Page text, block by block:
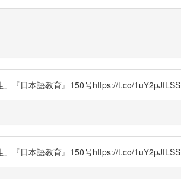
『日本語教育』150号https://t.co/1uY2pJfLSS
『日本語教育』150号https://t.co/1uY2pJfLSS